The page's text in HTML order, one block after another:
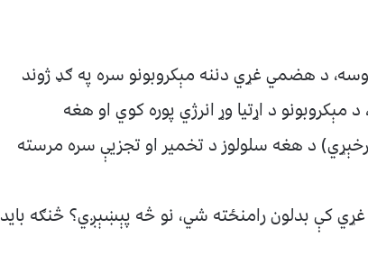
د هضمي غړي دننه مېکروبونو سره په ګډ ژوند
مېکروبونو د اړتیا وړ انرژي پوره کوي او هغه
مرخېړي) د هغه سلولوز د تخمیر او تجزیې سره مرسته
کې بدلون رامنځته شي، نو څه پېښېږي؟ څنګه باید